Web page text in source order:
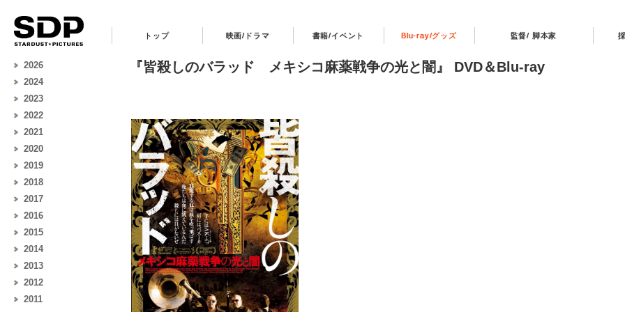
トップ 映画/ドラマ 書籍/イベント Blu-ray/グッズ 監督/ 脚本家
2026
2024
2023
2022
2021
2020
2019
2018
2017
2016
2015
2014
2013
2012
2011
『皆殺しのバラッド メキシコ麻薬戦争の光と闇』 DVD＆Blu-ray